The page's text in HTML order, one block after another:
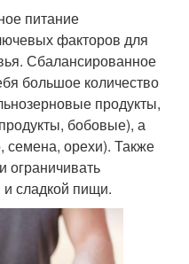
питание
факторов для
Сбалансированное
большое количество
продукты,
бобовые), а
семена, орехи). Также
ограничивать
сладкой пищи.